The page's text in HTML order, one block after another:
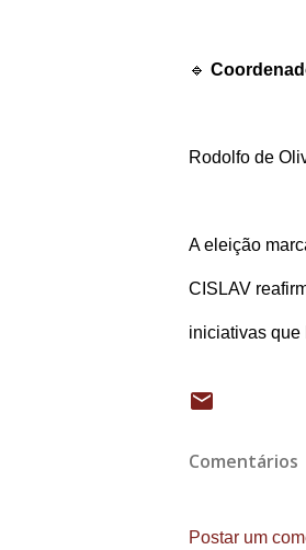
🔹
Rodolfo de
A eleição
CISLAV
iniciativas que
Comentários
Postar um